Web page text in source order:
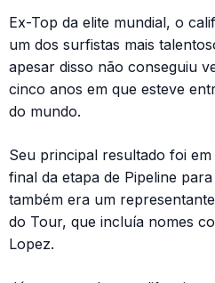
Ex-Top da elite mundial, o
um dos surfistas mais
apesar disso não conseguiu
cinco anos em que esteve
do mundo.
Seu principal resultado foi
final da etapa de Pipeline
também era um
do Tour, que incluía nomes
Lopez.